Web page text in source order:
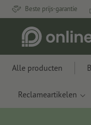
Beste prijs-garantie
Alle producten
Reclameartikelen